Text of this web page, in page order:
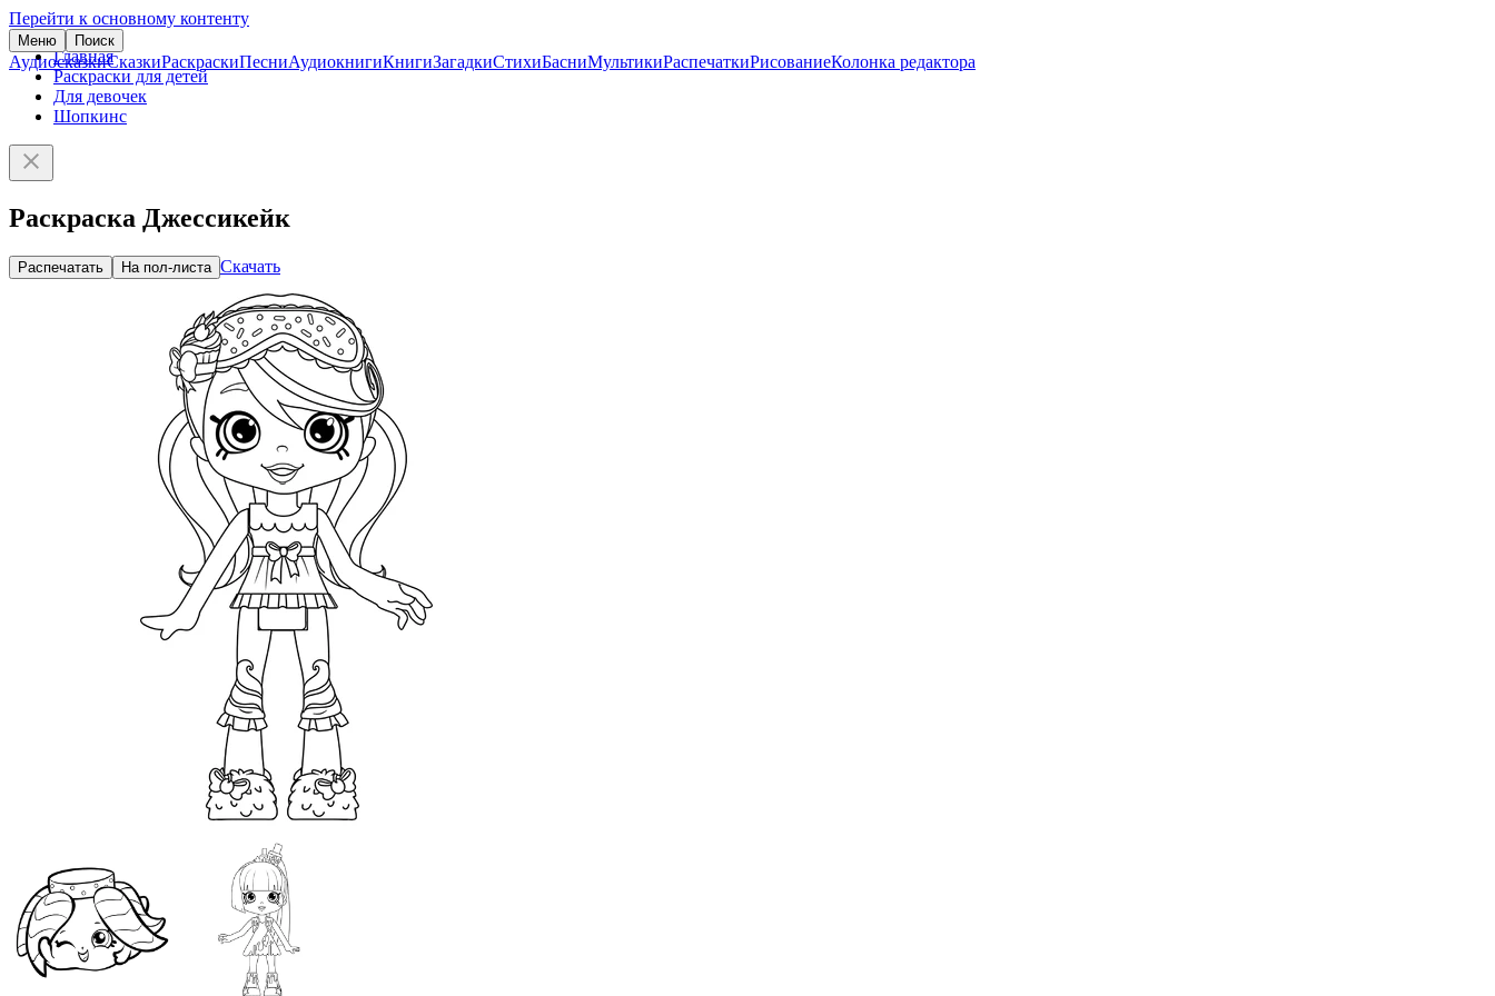
Перейти к основному контенту
Меню Поиск
АудиосказкиСказкиРаскраскиПесниАудиокнигиКнигиЗагадкиСтихиБасниМультикиРаспечаткиРисованиеКолонка редактора
Главная
Раскраски для детей
Для девочек
Шопкинс
Раскраска Джессикейк
Распечатать На пол-листа Скачать